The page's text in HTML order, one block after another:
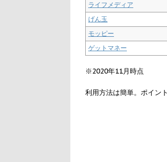
ライフメディア
げん玉
モッピー
ゲットマネー
※2020年11月時点
利用方法は簡単。ポイン